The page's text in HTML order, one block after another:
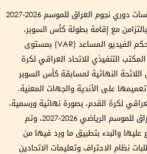
وفي السياق، أعلن الاتحاد أن منافسات دوري نجوم العراق للموسم 2026-2027
مع إقامة بطولة كأس السوبر،
مؤكداً العمل على تجهيز منظومة حكم الفيديو المساعد (VAR) بمستوى
التنفيذي للاتحاد العراقي لكرة
النهائية لمسابقة كأس السوبر
2026-2027، قبل تعميمها على الأندية والجهات المعنية.
لكرة القدم، بصورة نهائية ورسمية،
على لائحة تراخيص دوري نجوم العراق للموسم الرياضي 2026-2027، وتم
عليها والبدء بتطبيق ما ورد فيها من
نظام الاحتراف وتعليمات الاتحادين